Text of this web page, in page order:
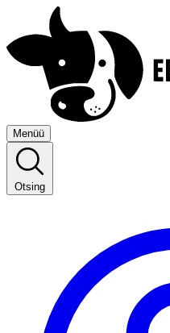
Menüü
Otsing